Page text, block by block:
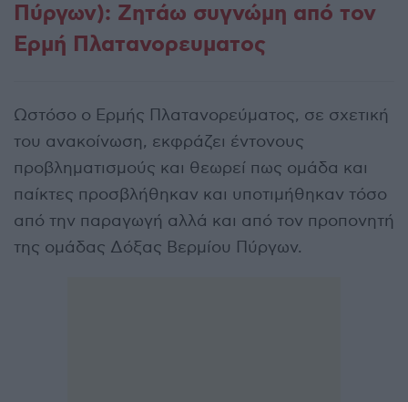
Πύργων): Ζητάω συγνώμη από τον
Ερμή Πλατανορευματος
Ωστόσο ο Ερμής Πλατανορεύματος, σε σχετική
του ανακοίνωση, εκφράζει έντονους
προβληματισμούς και θεωρεί πως ομάδα και
παίκτες προσβλήθηκαν και υποτιμήθηκαν τόσο
από την παραγωγή αλλά και από τον προπονητή
της ομάδας Δόξας Βερμίου Πύργων.